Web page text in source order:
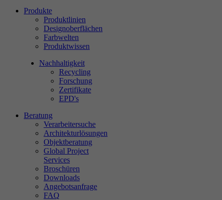
Produkte
Produktlinien
Designoberflächen
Farbwelten
Produktwissen
Nachhaltigkeit
Recycling
Forschung
Zertifikate
EPD's
Beratung
Verarbeitersuche
Architekturlösungen
Objektberatung
Global Project
Services
Broschüren
Downloads
Angebotsanfrage
FAQ